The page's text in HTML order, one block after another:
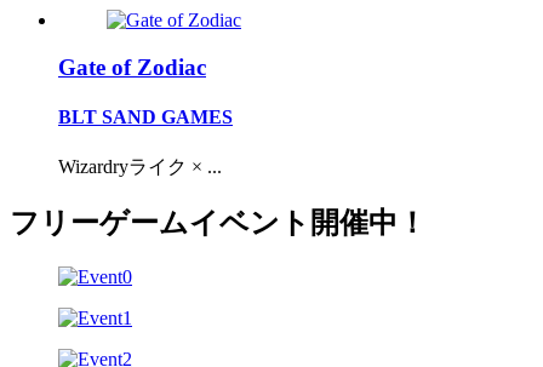
Gate of Zodiac
BLT SAND GAMES
Wizardryライク × ...
フリーゲームイベント開催中！